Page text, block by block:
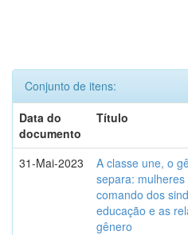
Conjunto de itens:
Data do
documento
Título
31-Mai-2023
A classe une, o
separa: mulheres
comando dos
educação e as
gênero